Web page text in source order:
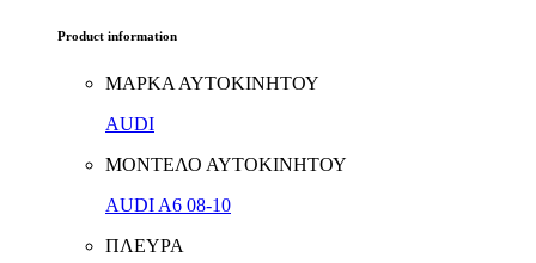
Product information
ΜΑΡΚΑ ΑΥΤΟΚΙΝΗΤΟΥ
AUDI
ΜΟΝΤΕΛΟ ΑΥΤΟΚΙΝΗΤΟΥ
AUDI A6 08-10
ΠΛΕΥΡΑ